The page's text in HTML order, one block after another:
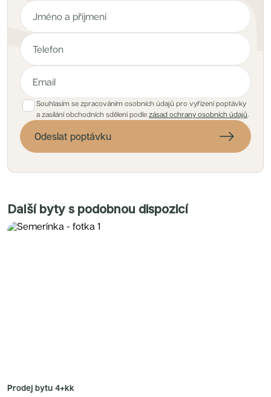
Souhlasím se zpracováním osobních údajů pro vyřízení poptávky
a zasílání obchodních sdělení podle zásad ochrany osobních údajů.
Odeslat poptávku
Další byty s podobnou dispozicí
Prodej bytu 4+kk